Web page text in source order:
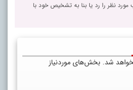
نظر را رد یا بنا به تشخیص خود با
شد. بخش‌های موردنیاز